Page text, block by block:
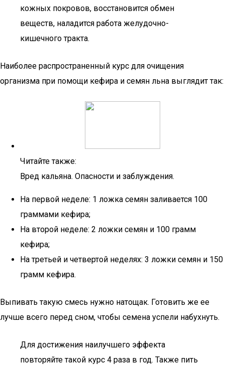
кожных покровов, восстановится обмен
веществ, наладится работа желудочно-
кишечного тракта.
Наиболее распространенный курс для очищения
организма при помощи кефира и семян льна выглядит так:
Читайте также:
Вред кальяна. Опасности и заблуждения.
На первой неделе: 1 ложка семян заливается 100
граммами кефира;
На второй неделе: 2 ложки семян и 100 грамм
кефира;
На третьей и четвертой неделях: 3 ложки семян и 150
грамм кефира.
Выпивать такую смесь нужно натощак. Готовить же ее
лучше всего перед сном, чтобы семена успели набухнуть.
Для достижения наилучшего эффекта
повторяйте такой курс 4 раза в год. Также пить